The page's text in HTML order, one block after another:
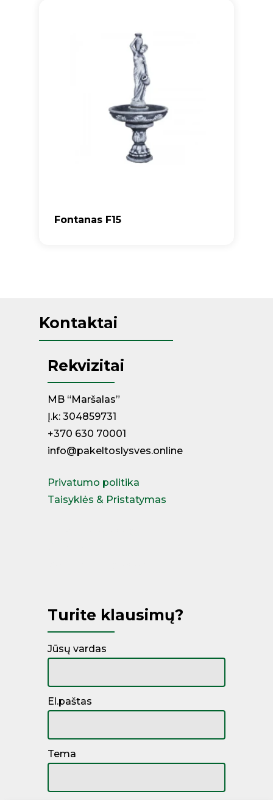
Fontanas F15
Kontaktai
Rekvizitai
MB “Maršalas”
Į.k: 304859731
+370 630 70001
info@pakeltoslysves.online
Privatumo politika
Taisyklės & Pristatymas
Turite klausimų?
Jūsų vardas
El.paštas
Tema